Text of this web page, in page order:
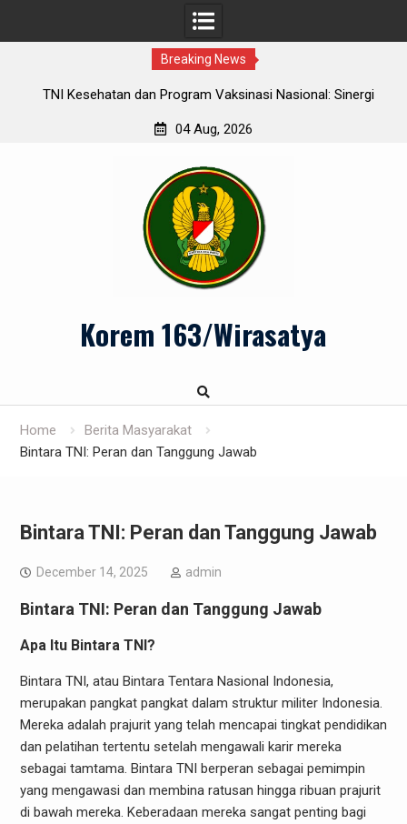
Breaking News
TNI Kesehatan dan Program Vaksinasi Nasional: Sinergi
04 Aug, 2026
Korem 163/Wirasatya
Home
Berita Masyarakat
Bintara TNI: Peran dan Tanggung Jawab
Bintara TNI: Peran dan Tanggung Jawab
December 14, 2025 admin
Bintara TNI: Peran dan Tanggung Jawab
Apa Itu Bintara TNI?
Bintara TNI, atau Bintara Tentara Nasional Indonesia,
merupakan pangkat pangkat dalam struktur militer Indonesia.
Mereka adalah prajurit yang telah mencapai tingkat pendidikan
dan pelatihan tertentu setelah mengawali karir mereka
sebagai tamtama. Bintara TNI berperan sebagai pemimpin
yang mengawasi dan membina ratusan hingga ribuan prajurit
di bawah mereka. Keberadaan mereka sangat penting bagi